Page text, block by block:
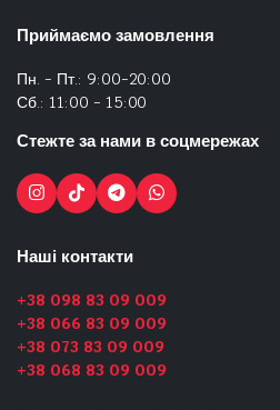
Приймаємо замовлення
Пн. - Пт.: 9:00-20:00
Сб.: 11:00 - 15:00
Стежте за нами в соцмережах
Наші контакти
+38 098 83 09 009
+38 066 83 09 009
+38 073 83 09 009
+38 068 83 09 009